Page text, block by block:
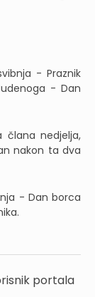
- Praznik
- Dan
člana nedjelja,
nakon ta dva
- Dan borca
portala